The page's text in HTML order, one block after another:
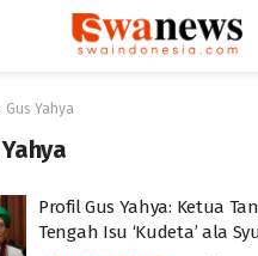
Gus Yahya
Profil Gus Yahya: Ketua
Tengah Isu ‘Kudeta’ ala